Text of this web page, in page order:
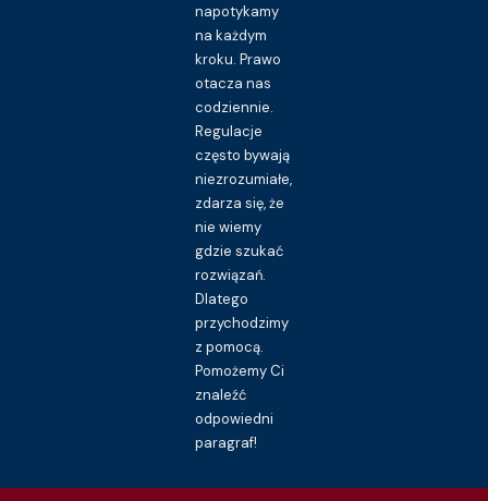
napotykamy
na każdym
kroku. Prawo
otacza nas
codziennie.
Regulacje
często bywają
niezrozumiałe,
zdarza się, że
nie wiemy
gdzie szukać
rozwiązań.
Dlatego
przychodzimy
z pomocą.
Pomożemy Ci
znaleźć
odpowiedni
paragraf!